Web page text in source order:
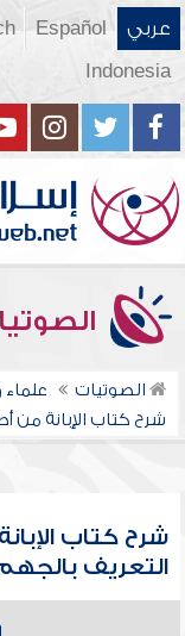
عربي Español
Indonesia
الصوتيات
شرح كتاب الإبانة من
شرح كتاب
التعريف